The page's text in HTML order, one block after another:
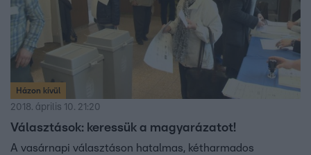
Házon kívül
2018. április 10. 21:20
Választások: keressük a magyarázatot!
A vasárnapi választáson hatalmas, kétharmados